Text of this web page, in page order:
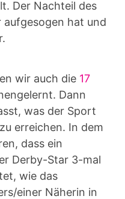
Der Nachteil des
aufgesogen hat und
wir auch die 17
Dann
was der Sport
erreichen. In dem
dass ein
Derby-Star 3-mal
wie das
einer Näherin in